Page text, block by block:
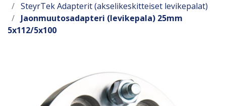
SteyrTek Adapterit (akselikeskitteiset levikepalat)
Jaonmuutosadapteri (levikepala) 25mm
5x112/5x100